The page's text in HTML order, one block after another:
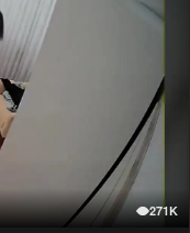
271K